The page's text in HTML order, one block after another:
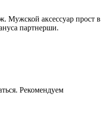
Мужской аксессуар прост в
партнерши.
Рекомендуем